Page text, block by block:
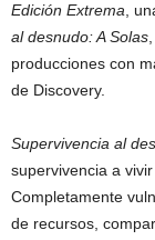
Edición Extrema ,
al desnudo: A Solas
producciones con
de Discovery.
Supervivencia al
supervivencia a
Completamente
de recursos,